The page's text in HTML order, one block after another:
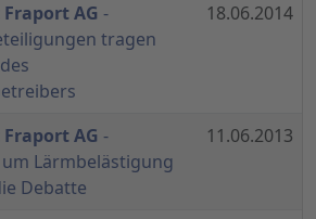
AG -
tragen
18.06.2014
AG -
Lärmbelästigung
Debatte
11.06.2013